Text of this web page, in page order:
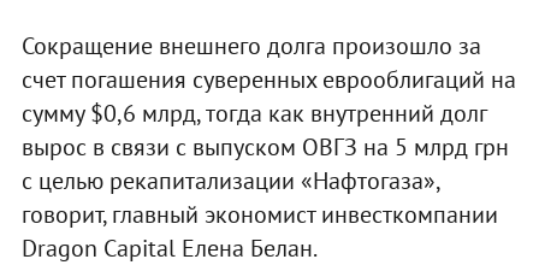
Сокращение внешнего долга произошло за
счет погашения суверенных еврооблигаций на
сумму $0,6 млрд, тогда как внутренний долг
вырос в связи с выпуском ОВГЗ на 5 млрд грн
с целью рекапитализации «Нафтогаза»,
говорит, главный экономист инвесткомпании
Dragon Capital Елена Белан.